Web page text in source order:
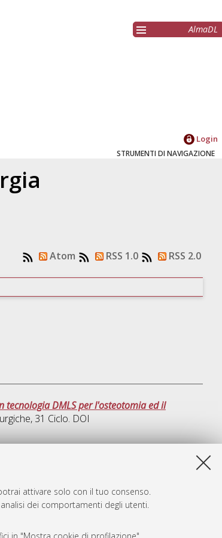
attivare solo con il tuo consenso.
dei comportamenti degli utenti.
AlmaDL
Login
STRUMENTI DI NAVIGAZIONE
Atom RSS 1.0 RSS 2.0
tecnologia DMLS per l'osteotomia ed il
, 31 Ciclo. DOI
Fri Aug 7 20:31:53 2026 CEST.